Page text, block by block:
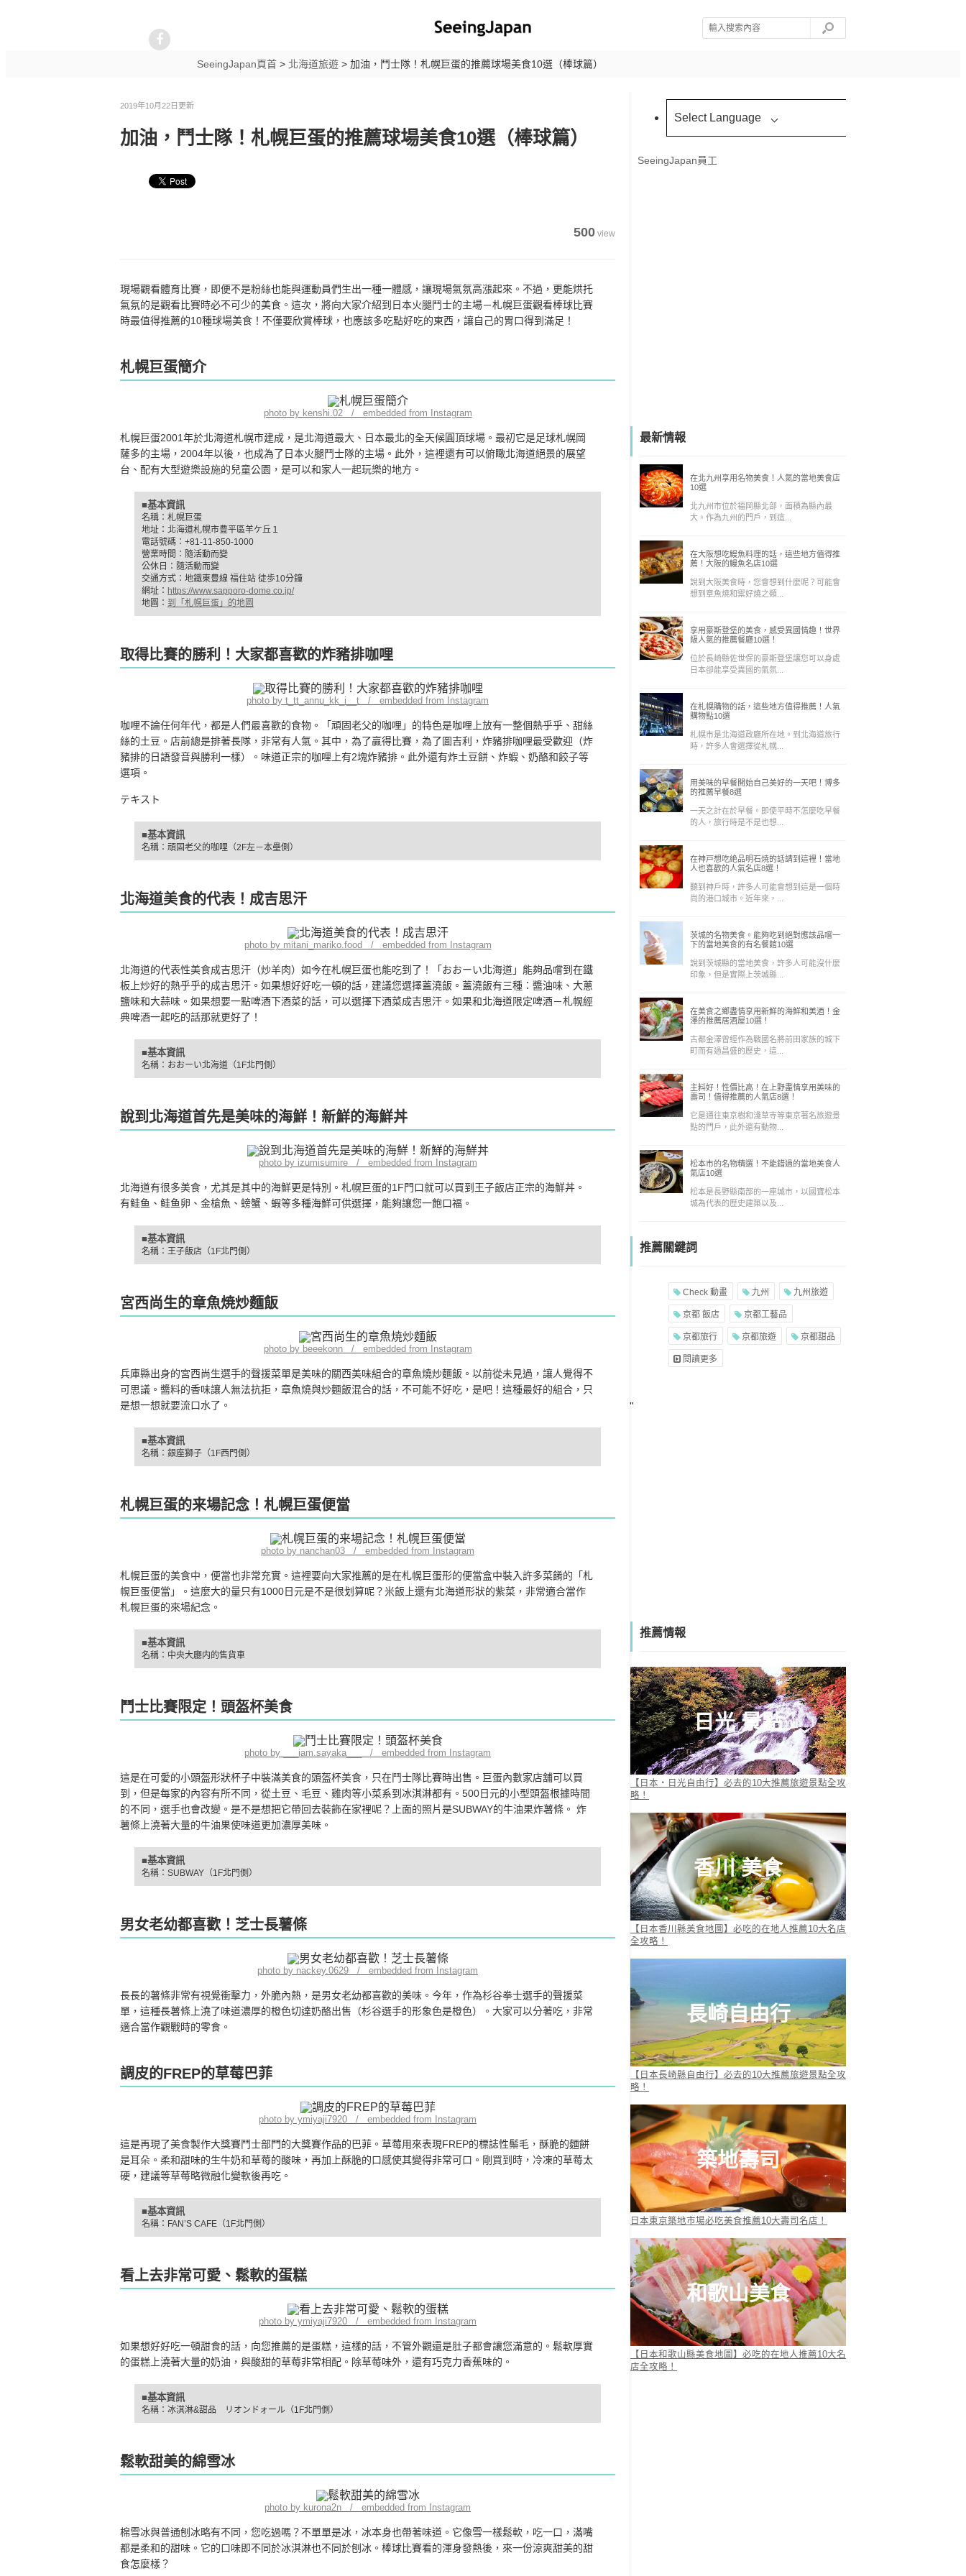
SeeingJapan頁首> 北海道旅遊> 加油，鬥士隊！札幌巨蛋的推薦球場美食10選（棒球篇）
2019年10月22日更新
加油，鬥士隊！札幌巨蛋的推薦球場美食10選（棒球篇）
500 view
現場觀看體育比賽，即便不是粉絲也能與運動員們生出一種一體感，讓現場氣氛高漲起來。不過，更能烘托
氣氛的是觀看比賽時必不可少的美食。這次，將向大家介紹到日本火腿鬥士的主場－札幌巨蛋觀看棒球比賽
時最值得推薦的10種球場美食！不僅要欣賞棒球，也應該多吃點好吃的東西，讓自己的胃口得到滿足！
札幌巨蛋簡介
photo by kenshi.02 / embedded from Instagram
札幌巨蛋2001年於北海道札幌市建成，是北海道最大、日本最北的全天候圓頂球場。最初它是足球札幌岡
薩多的主場，2004年以後，也成為了日本火腿鬥士隊的主場。此外，這裡還有可以俯瞰北海道絕景的展望
台、配有大型遊樂設施的兒童公園，是可以和家人一起玩樂的地方。
■基本資訊
名稱：札幌巨蛋
地址：北海道札幌市豊平區羊ケ丘１
電話號碼：+81-11-850-1000
營業時間：隨活動而變
公休日：隨活動而變
交通方式：地鐵東豊線 福住站 徒歩10分鐘
網址： https://www.sapporo-dome.co.jp/
地圖： 到「札幌巨蛋」的地圖
取得比賽的勝利！大家都喜歡的炸豬排咖哩
photo by t_tt_annu_kk_i__t / embedded from Instagram
咖哩不論任何年代，都是人們最喜歡的食物。「頑固老父的咖哩」的特色是咖哩上放有一整個熱乎乎、甜絲
絲的土豆。店前總是排著長隊，非常有人氣。其中，為了贏得比賽，為了圖吉利，炸豬排咖哩最受歡迎（炸
豬排的日語發音與勝利一樣）。味道正宗的咖哩上有2塊炸豬排。此外還有炸土豆餅、炸蝦、奶酪和餃子等
選項。
テキスト
■基本資訊
名稱：頑固老父的咖哩（2F左－本壘側）
北海道美食的代表！成吉思汗
photo by mitani_mariko.food / embedded from Instagram
北海道的代表性美食成吉思汗（炒羊肉）如今在札幌巨蛋也能吃到了！「おおーい北海道」能夠品嚐到在鐵
板上炒好的熱乎乎的成吉思汗。如果想好好吃一頓的話，建議您選擇蓋澆飯。蓋澆飯有三種：醬油味、大蔥
鹽味和大蒜味。如果想要一點啤酒下酒菜的話，可以選擇下酒菜成吉思汗。如果和北海道限定啤酒－札幌經
典啤酒一起吃的話那就更好了！
■基本資訊
名稱：おおーい北海道（1F北門側）
說到北海道首先是美味的海鮮！新鮮的海鮮丼
photo by izumisumire / embedded from Instagram
北海道有很多美食，尤其是其中的海鮮更是特別。札幌巨蛋的1F門口就可以買到王子飯店正宗的海鮮丼。
有鲑鱼、鲑鱼卵、金槍魚、螃蟹、蝦等多種海鮮可供選擇，能夠讓您一飽口福。
■基本資訊
名稱：王子飯店（1F北門側）
宮西尚生的章魚焼炒麵飯
photo by beeekonn / embedded from Instagram
兵庫縣出身的宮西尚生選手的聲援菜單是美味的關西美味組合的章魚燒炒麵飯。以前從未見過，讓人覺得不
可思議。醬料的香味讓人無法抗拒，章魚燒與炒麵飯混合的話，不可能不好吃，是吧！這種最好的組合，只
是想一想就要流口水了。
■基本資訊
名稱：銀座獅子（1F西門側）
札幌巨蛋的来場記念！札幌巨蛋便當
photo by nanchan03 / embedded from Instagram
札幌巨蛋的美食中，便當也非常充實。這裡要向大家推薦的是在札幌巨蛋形的便當盒中裝入許多菜餚的「札
幌巨蛋便當」。這麼大的量只有1000日元是不是很划算呢？米飯上還有北海道形狀的紫菜，非常適合當作
札幌巨蛋的來場紀念。
■基本資訊
名稱：中央大廳内的售貨車
鬥士比賽限定！頭盔杯美食
photo by ___iam.sayaka___ / embedded from Instagram
這是在可愛的小頭盔形狀杯子中裝滿美食的頭盔杯美食，只在鬥士隊比賽時出售。巨蛋內數家店舖可以買
到，但是每家的內容有所不同，從土豆、毛豆、雞肉等小菜系到冰淇淋都有。500日元的小型頭盔根據時間
的不同，選手也會改變。是不是想把它帶回去裝飾在家裡呢？上面的照片是SUBWAY的牛油果炸薯條。 炸
薯條上澆著大量的牛油果使味道更加濃厚美味。
■基本資訊
名稱：SUBWAY（1F北門側）
男女老幼都喜歡！芝士長薯條
photo by nackey.0629 / embedded from Instagram
長長的薯條非常有視覺衝擊力，外脆內熱，是男女老幼都喜歡的美味。今年，作為杉谷拳士選手的聲援菜
單，這種長薯條上澆了味道濃厚的橙色切達奶酪出售（杉谷選手的形象色是橙色）。大家可以分著吃，非常
適合當作觀戰時的零食。
調皮的FREP的草莓巴菲
photo by ymiyaji7920 / embedded from Instagram
這是再現了美食製作大獎賽鬥士部門的大獎賽作品的巴菲。草莓用來表現FREP的標誌性鬃毛，酥脆的麵餅
是耳朵。柔和甜味的生牛奶和草莓的酸味，再加上酥脆的口感使其變得非常可口。剛買到時，冷凍的草莓太
硬，建議等草莓略微融化變軟後再吃。
■基本資訊
名稱：FAN’S CAFE（1F北門側）
看上去非常可愛、鬆軟的蛋糕
photo by ymiyaji7920 / embedded from Instagram
如果想好好吃一頓甜食的話，向您推薦的是蛋糕，這樣的話，不管外觀還是肚子都會讓您滿意的。鬆軟厚實
的蛋糕上澆著大量的奶油，與酸甜的草莓非常相配。除草莓味外，還有巧克力香蕉味的。
■基本資訊
名稱：冰淇淋&甜品 リオンドォール（1F北門側）
鬆軟甜美的綿雪冰
photo by kurona2n / embedded from Instagram
棉雪冰與普通刨冰略有不同，您吃過嗎？不單單是冰，冰本身也帶著味道。它像雪一樣鬆軟，吃一口，滿嘴
都是柔和的甜味。它的口味即不同於冰淇淋也不同於刨冰。棒球比賽看的渾身發熱後，來一份涼爽甜美的甜
食怎麼樣？
Select Language
SeeingJapan員工
最新情報
在北九州享用名物美食！人氣的當地美食店
10選
北九州市位於福岡縣北部，面積為縣內最
大。作為九州的門戶，到這...
在大阪想吃鰻魚料理的話，這些地方值得推
薦！大阪的鰻魚名店10選
說到大阪美食時，您會想到什麼呢？可能會
想到章魚燒和禦好燒之類...
享用豪斯登堡的美食，感受異國情趣！世界
級人氣的推薦餐廳10選！
位於長崎縣佐世保的豪斯登堡讓您可以身處
日本卻能享受異國的氣氛...
在札幌購物的話，這些地方值得推薦！人氣
購物點10選
札幌市是北海道政廳所在地。到北海道旅行
時，許多人會選擇從札幌...
用美味的早餐開始自己美好的一天吧！博多
的推薦早餐8選
一天之計在於早餐。即使平時不怎麼吃早餐
的人，旅行時是不是也想...
在神戸想吃絶品明石焼的話請到這裡！當地
人也喜歡的人氣名店8選！
聽到神戶時，許多人可能會想到這是一個時
尚的港口城市。近年來，...
茨城的名物美食。能夠吃到絕對應該品嚐一
下的當地美食的有名餐館10選
說到茨城縣的當地美食，許多人可能沒什麼
印象，但是實際上茨城縣...
在美食之鄉盡情享用新鮮的海鮮和美酒！金
澤的推薦居酒屋10選！
古都金澤曾經作為戰國名將前田家族的城下
町而有過昌盛的歷史，這...
主料好！性價比高！在上野盡情享用美味的
壽司！值得推薦的人氣店8選！
它是通往東京樹和淺草寺等東京著名旅遊景
點的門戶，此外還有動物...
松本市的名物精選！不能錯過的當地美食人
氣店10選
松本是長野縣南部的一座城市，以國寶松本
城為代表的歷史建築以及...
推薦關鍵詞
Check 動畫 九州 九州旅遊
京都 飯店 京都工藝品
京都旅行 京都旅遊 京都甜品
閱讀更多
"
推薦情報
日光 景點
【日本・日光自由行】必去的10大推薦旅遊景點全攻
略！
香川 美食
【日本香川縣美食地圖】必吃的在地人推薦10大名店
全攻略！
長崎自由行
【日本長崎縣自由行】必去的10大推薦旅遊景點全攻
略！
築地壽司
日本東京築地市場必吃美食推薦10大壽司名店！
和歌山美食
【日本和歌山縣美食地圖】必吃的在地人推薦10大名
店全攻略！